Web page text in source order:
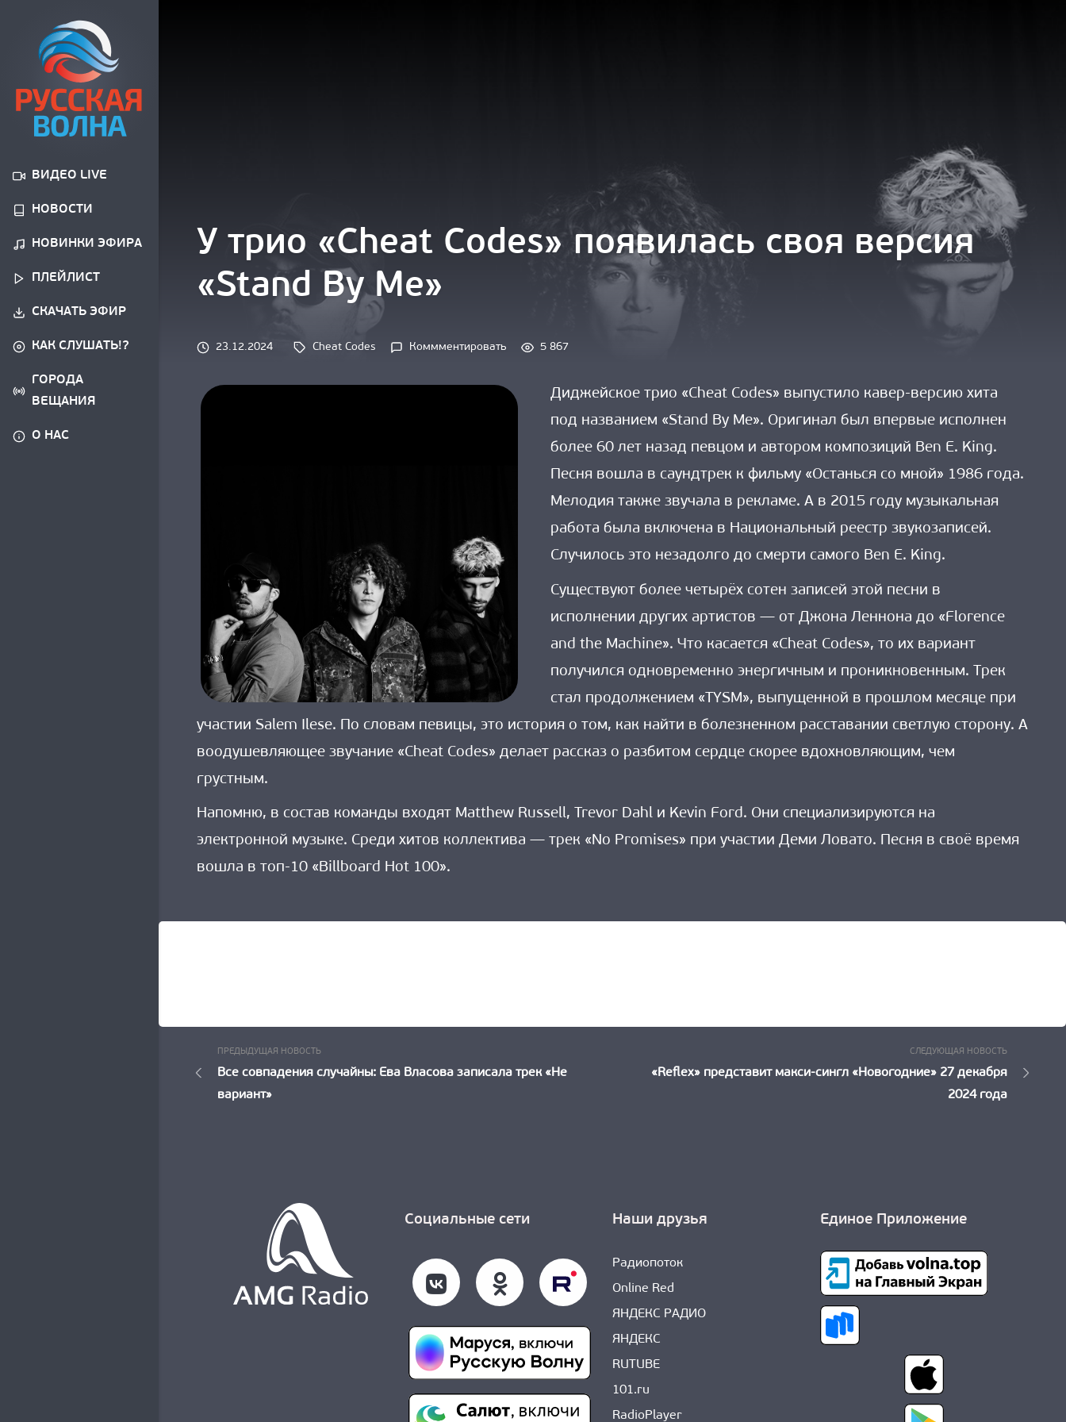
ВИДЕО LIVE
НОВОСТИ
НОВИНКИ ЭФИРА
ПЛЕЙЛИСТ
СКАЧАТЬ ЭФИР
КАК СЛУШАТЬ!?
ГОРОДА
ВЕЩАНИЯ
О НАС
У трио «Cheat Codes» появилась своя версия
«Stand By Me»
23.12.2024 Tags:
Cheat Codes
Коммментировать
У
трио
появилась
5 867
Диджейское трио «Cheat Codes» выпустило кавер-версию хита
под названием «Stand By Me». Оригинал был впервые исполнен
более 60 лет назад певцом и автором композиций Ben E. King.
Песня вошла в саундтрек к фильму «Останься со мной» 1986 года.
Мелодия также звучала в рекламе. А в 2015 году музыкальная
работа была включена в Национальный реестр звукозаписей.
Случилось это незадолго до смерти самого Ben E. King.
Существуют более четырёх сотен записей этой песни в
исполнении других артистов — от Джона Леннона до «Florence
and the Machine». Что касается «Cheat Codes», то их вариант
получился одновременно энергичным и проникновенным. Трек
стал продолжением «TYSM», выпущенной в прошлом месяце при
участии Salem Ilese. По словам певицы, это история о том, как найти в болезненном расставании светлую сторону. А
воодушевляющее звучание «Cheat Codes» делает рассказ о разбитом сердце скорее вдохновляющим, чем
грустным.
Напомню, в состав команды входят Matthew Russell, Trevor Dahl и Kevin Ford. Они специализируются на
электронной музыке. Среди хитов коллектива — трек «No Promises» при участии Деми Ловато. Песня в своё время
вошла в топ-10 «Billboard Hot 100».
Навигация
по
ПРЕДЫДУЩАЯ НОВОСТЬПредыдущая
Новость:
Все совпадения случайны: Ева Власова записала трек «Не
вариант»
СЛЕДУЮЩАЯ НОВОСТЬ
Новость:
«Reflex» представит макси-сингл «Новогодние» 27 декабря
2024 года
Социальные сети Наши друзья
Радиопоток
Online Red
ЯНДЕКС РАДИО
ЯНДЕКС
RUTUBE
101.ru
RadioPlayer
Единое Приложение